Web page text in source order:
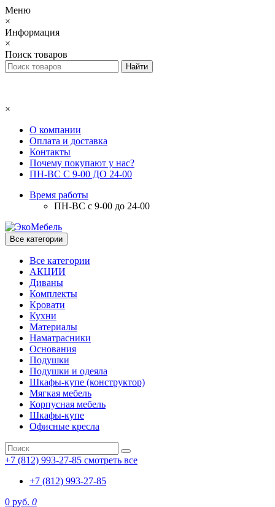
Меню
×
Информация
×
Поиск товаров
×
О компании
Оплата и доставка
Контакты
Почему покупают у нас?
ПН-ВС С 9-00 ДО 24-00
Время работы
ПН-ВС с 9-00 до 24-00
Все категории
Все категории
АКЦИИ
Диваны
Комплекты
Кровати
Кухни
Материалы
Наматрасники
Основания
Подушки
Подушки и одеяла
Шкафы-купе (конструктор)
Мягкая мебель
Корпусная мебель
Шкафы-купе
Офисные кресла
+7 (812) 993-27-85 смотреть все
+7 (812) 993-27-85
0 руб. 0